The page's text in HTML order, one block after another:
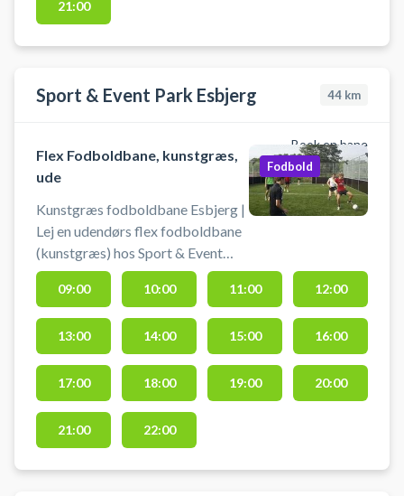
omklædning.
21:00
Sport & Event Park Esbjerg 44 km
Book en bane
Flex Fodboldbane, kunstgræs,
ude
Kunstgræs fodboldbane Esbjerg |
Lej en udendørs flex fodboldbane
(kunstgræs) hos Sport & Event
Park Esbjerg. Book din udendørs
kunstgræsbane hos Sport & Event
Park Esbjerg – spil fodbold
udendørs på kunstgræsbaner i
Esbjerg. Mulighed for bad og
omklædning. Medbring selv
fodbold (e).
Fodbold
09:00 10:00 11:00 12:00
13:00 14:00 15:00 16:00
17:00 18:00 19:00 20:00
21:00 22:00